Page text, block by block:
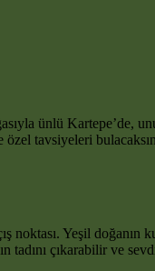
ünlü
tavsiyeleri
noktası. Yeşil
çıkarabilir ve